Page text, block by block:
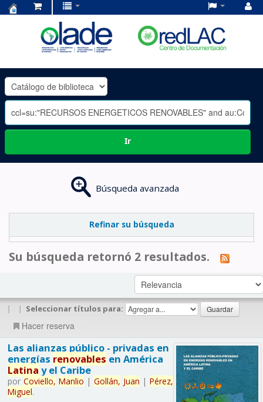
OLADE
-
Ir
Búsqueda avanzada
Refinar su búsqueda
Su búsqueda retornó 2 resultados.
| | Seleccionar títulos para:
Hacer reserva
Las alianzas público - privadas en
energías renovables en América
Latina y el Caribe
por Coviello, Manlio | Gollán, Juan | Pérez,
Miguel.